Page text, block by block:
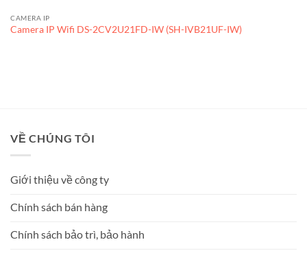
CAMERA IP
Camera IP Wifi DS-2CV2U21FD-IW (SH-IVB21UF-IW)
VỀ CHÚNG TÔI
Giới thiệu về công ty
Chính sách bán hàng
Chính sách bảo trì, bảo hành